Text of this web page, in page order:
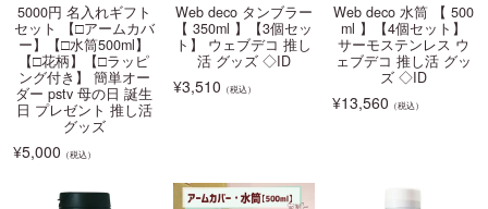
5000円 名入れギフト
セット 【□アームカバ
ー】【□水筒500ml】
【□花柄】【□ラッピ
ング付き】 簡単オー
ダー pstv 母の日 誕生
日 プレゼント 推し活
グッズ
¥5,000 （税込）
Web deco タンブラー
【 350ml 】【3個セッ
ト】 ウェブデコ 推し
活 グッズ ◇ID
¥3,510 （税込）
Web deco 水筒 【 500
ml 】【4個セット】
サーモステンレス ウ
ェブデコ 推し活 グッ
ズ ◇ID
¥13,560 （税込）